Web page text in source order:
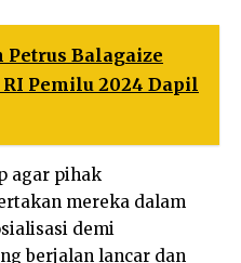
Petrus Balagaize
Pemilu 2024 Dapil
agar pihak
mereka dalam
demi
berjalan lancar dan